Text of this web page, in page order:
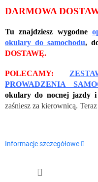
DARMOWA
Tu znajdziesz wygodne
okulary do samochodu,
DOSTAWĘ.
POLECAMY:
PROWADZENIA
okulary do nocnej jazdy i
zaśniesz za kierownicą. Teraz
Informacje szczegółowe